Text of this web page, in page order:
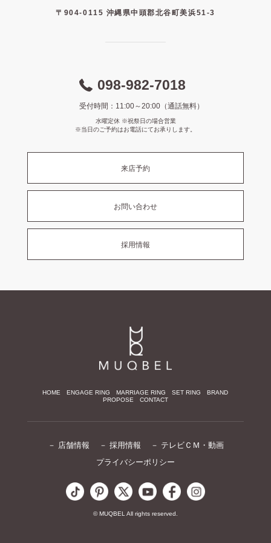
〒904-0115 沖縄県中頭郡北谷町美浜51-3
098-982-7018
受付時間：11:00～20:00（通話無料）
水曜定休 ※祝祭日の場合営業
※当日のご予約はお電話にてお承りします。
来店予約
お問い合わせ
採用情報
HOME ENGAGE RING MARRIAGE RING SET RING
BRAND
PROPOSE
CONTACT
－ 店舗情報 － 採用情報
－ テレビＣＭ・動画
プライバシーポリシー
© MUQBEL All rights reserved.